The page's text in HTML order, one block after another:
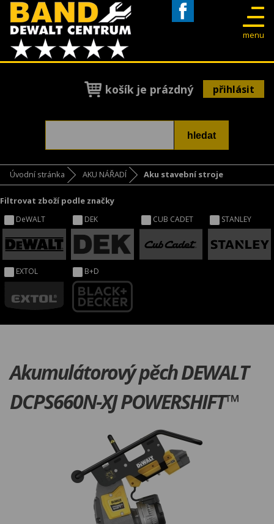
menu
košík je prázdný přihlásit
Úvodní stránka AKU NÁŘADÍ Aku stavební stroje
Filtrovat zboží podle značky
DeWALT DEK CUB CADET STANLEY
EXTOL B+D
Akumulátorový pěch DEWALT
DCPS660N-XJ POWERSHIFT™